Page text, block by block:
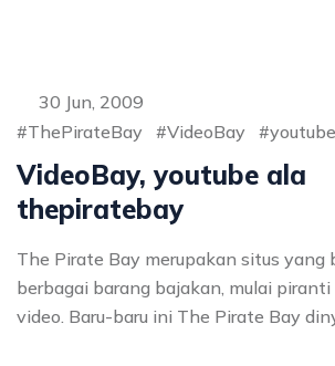
30 Jun, 2009
ThePirateBay
VideoBay youtube
VideoBay, youtube ala
thepiratebay
The Pirate Bay merupakan situs yang
berbagai barang bajakan, mulai
video. Baru-baru ini The Pirate Bay